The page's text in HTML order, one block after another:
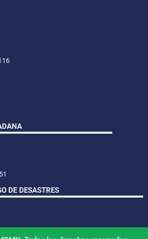
DE DESASTRES